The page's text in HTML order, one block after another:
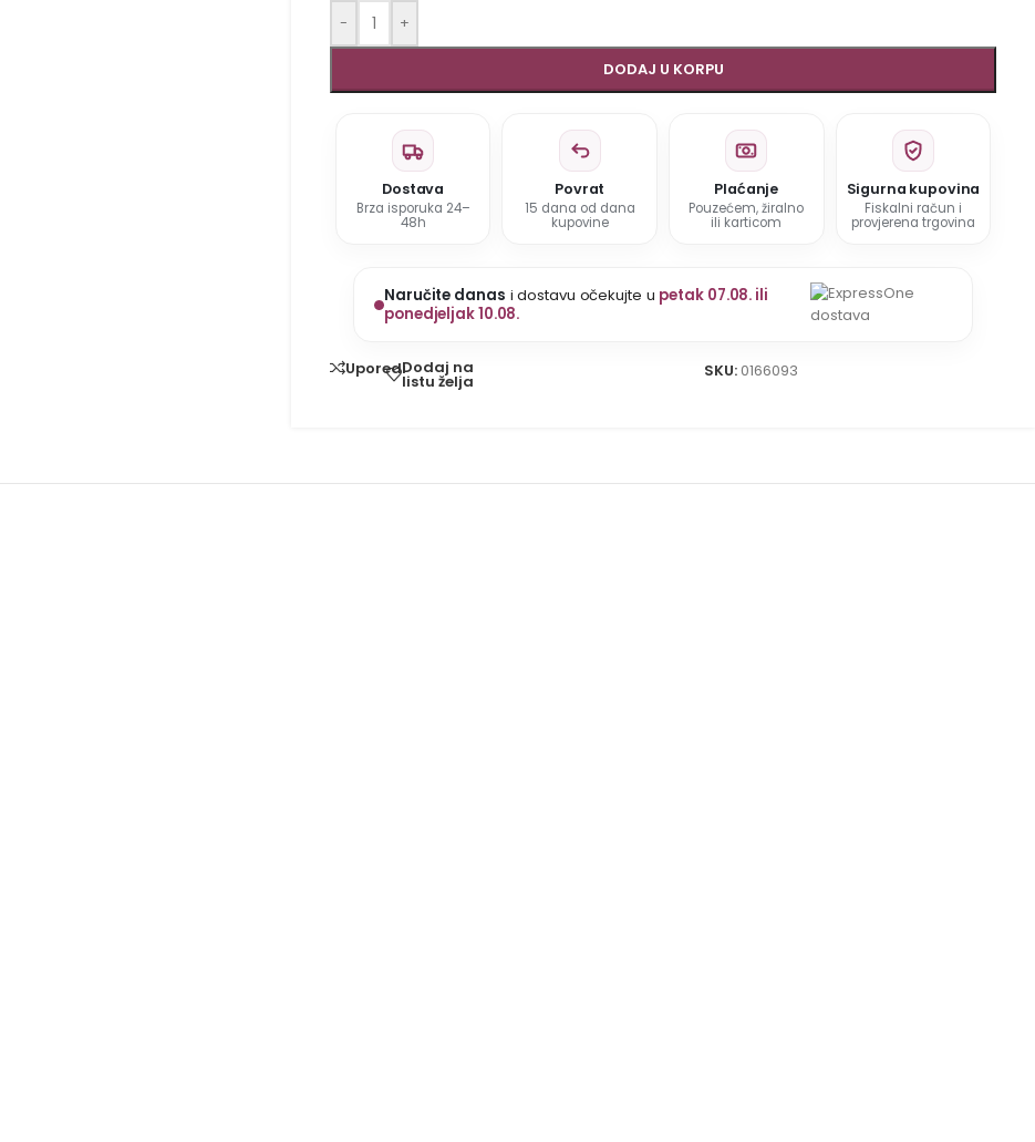
- +
DODAJ U KORPU
Dostava
Brza isporuka 24–
48h
Povrat
15 dana od dana
kupovine
Plaćanje
Pouzećem, žiralno
ili karticom
Sigurna kupovina
Fiskalni račun i
provjerena trgovina
Naručite danas i dostavu očekujte u petak 07.08. ili
ponedjeljak 10.08.
UporediDodaj na
listu želja
SKU: 0166093